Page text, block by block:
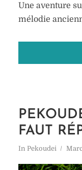
Une aventure
mélodie
FAUT
In Pekoudei